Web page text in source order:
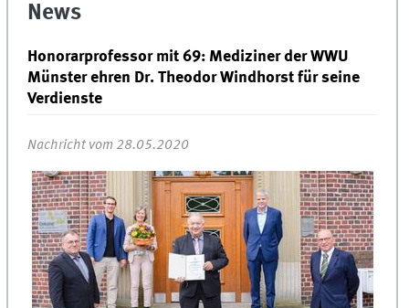
News
Honorarprofessor mit 69: Mediziner der WWU
Münster ehren Dr. Theodor Windhorst für seine
Verdienste
Nachricht vom 28.05.2020